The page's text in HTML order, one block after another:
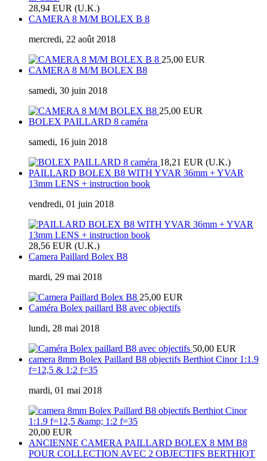
28,94 EUR (U.K.)
CAMERA 8 M/M BOLEX B 8
mercredi, 22 août 2018
25,00 EUR
CAMERA 8 M/M BOLEX B8
samedi, 30 juin 2018
25,00 EUR
BOLEX PAILLARD 8 caméra
samedi, 16 juin 2018
18,21 EUR (U.K.)
PAILLARD BOLEX B8 WITH YVAR 36mm + YVAR
13mm LENS + instruction book
vendredi, 01 juin 2018
28,56 EUR (U.K.)
Camera Paillard Bolex B8
mardi, 29 mai 2018
25,00 EUR
Caméra Bolex paillard B8 avec objectifs
lundi, 28 mai 2018
50,00 EUR
camera 8mm Bolex Paillard B8 objectifs Berthiot Cinor 1:1.9
f=12,5 & 1:2 f=35
mardi, 01 mai 2018
20,00 EUR
ANCIENNE CAMERA PAILLARD BOLEX 8 MM B8
POUR COLLECTION AVEC 2 OBJECTIFS BERTHIOT